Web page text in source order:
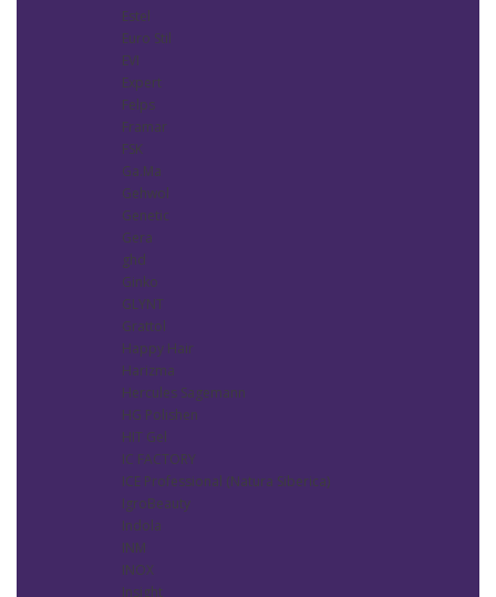
Estel
Euro Stil
EVI
Expert
Felps
Framar
FSK
Ga.Ma
Gehwol
Genetic
Gera
ghd
Ginko
GLYNT
Grattol
Happy Hair
Harizma
Hercules Sagemann
HG Polishen
HIT Gel
IC FACTORY
ICE Professional (Natura Siberica)
IgroBeauty
Indola
INM
INOX
Insight